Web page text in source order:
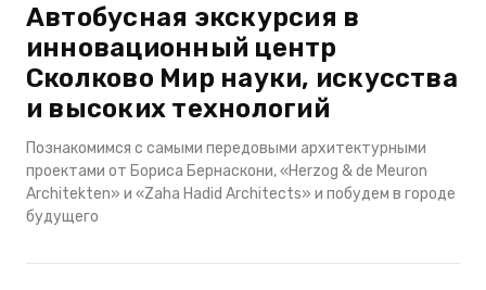
Автобусная экскурсия в
инновационный центр
Сколково Мир науки, искусства
и высоких технологий
Познакомимся с самыми передовыми архитектурными
проектами от Бориса Бернаскони, «Herzog & de Meuron
Architekten» и «Zaha Hadid Architects» и побудем в городе
будущего